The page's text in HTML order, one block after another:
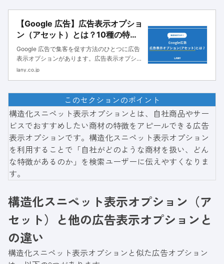
【Google 広告】広告表示オプショ
ン（アセット）とは？10種の特徴
や文字数規定・設定方法を解説！
Google 広告で集客を促す方法のひとつに広告
表示オプションがあります。広告表示オプショ
ンはリスティング広告に追加で情報を記載でき
示オプションを利用するこ
lany.co.jp
このセクションのポイント
構造化スニペット表示オプションとは、自社商品やサー
ビスでおすすめしたい商材の特徴をアピールできる広告
表示オプションです。構造化スニペット表示オプション
を利用することで「自社がどのような商材を扱い、どん
な特徴があるのか」を検索ユーザーに伝えやすくなりま
す。
構造化スニペット表示オプション（ア
セット）と他の広告表示オプションと
の違い
構造化スニペット表示オプションと似た広告オプション